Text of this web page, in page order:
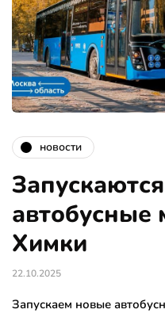
новости
Химки
22.10.2025
Запускаем новые